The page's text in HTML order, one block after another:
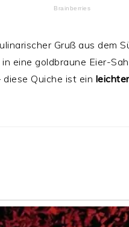
Gruß aus dem
eine goldbraune Eier-
Quiche ist ein